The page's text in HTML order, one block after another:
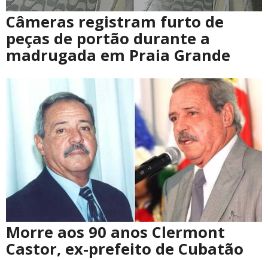
Câmeras registram furto de
peças de portão durante a
madrugada em Praia Grande
Morre aos 90 anos Clermont
Castor, ex-prefeito de Cubatão